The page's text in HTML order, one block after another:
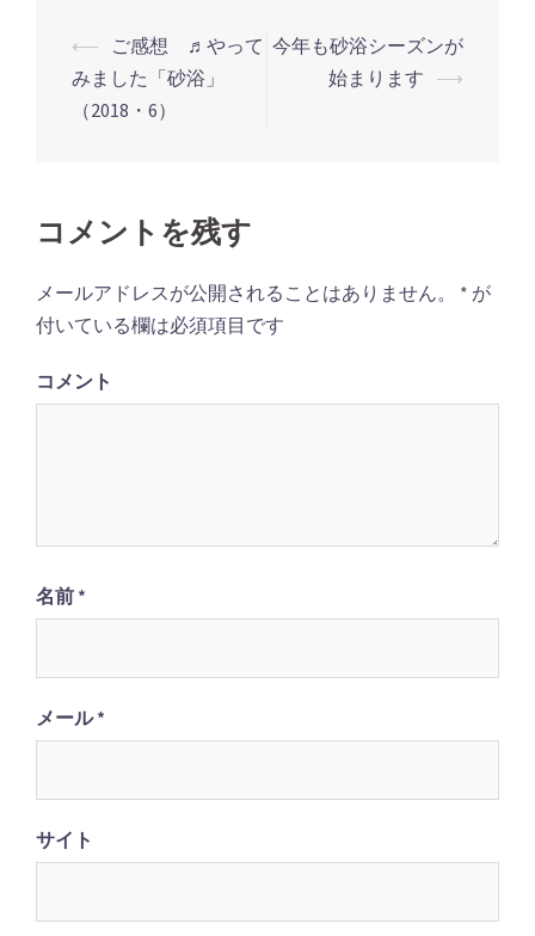
投
稿
ナ
ー
ョ
ン
⟵
ご感想 ♬やって
みました「砂浴」
（2018・6）
今年も砂浴シーズンが
始まります ⟶
コメントを残す
メールアドレスが公開されることはありません。 * が
付いている欄は必須項目です
コメント
名前 *
メール*
サイト